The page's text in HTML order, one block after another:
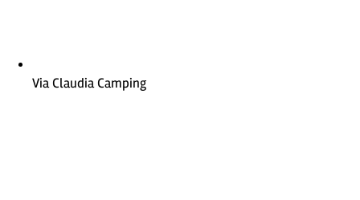
Via Claudia Camping